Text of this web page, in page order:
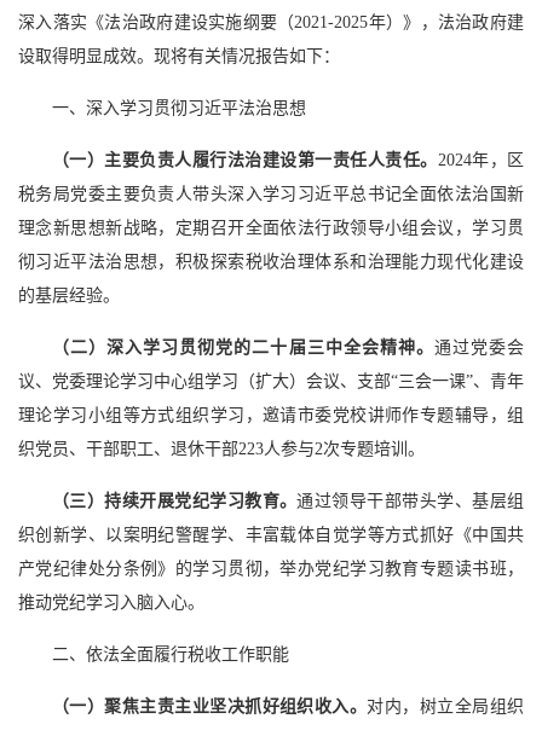
深入落实《法治政府建设实施纲要（2021-2025年）》，法治政府建
设取得明显成效。现将有关情况报告如下：
一、深入学习贯彻习近平法治思想
（一）主要负责人履行法治建设第一责任人责任。 2024年，区
税务局党委主要负责人带头深入学习习近平总书记全面依法治国新
理念新思想新战略，定期召开全面依法行政领导小组会议，学习贯
彻习近平法治思想，积极探索税收治理体系和治理能力现代化建设
的基层经验。
（二）深入学习贯彻党的二十届三中全会精神。 通过党委会
议、党委理论学习中心组学习（扩大）会议、支部“三会一课”、青年
理论学习小组等方式组织学习，邀请市委党校讲师作专题辅导，组
织党员、干部职工、退休干部223人参与2次专题培训。
（三）持续开展党纪学习教育。通过领导干部带头学、基层组
织创新学、以案明纪警醒学、丰富载体自觉学等方式抓好《中国共
产党纪律处分条例》的学习贯彻，举办党纪学习教育专题读书班，
推动党纪学习入脑入心。
二、依法全面履行税收工作职能
（一）聚焦主责主业坚决抓好组织收入。 对内，树立全局组织